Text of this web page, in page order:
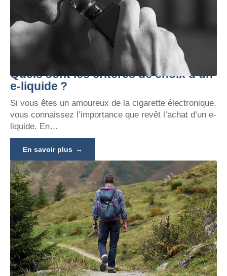
Quels sont les critères de choix d’un
e-liquide ?
Si vous êtes un amoureux de la cigarette électronique,
vous connaissez l’importance que revêt l’achat d’un e-
liquide. En…
En savoir plus